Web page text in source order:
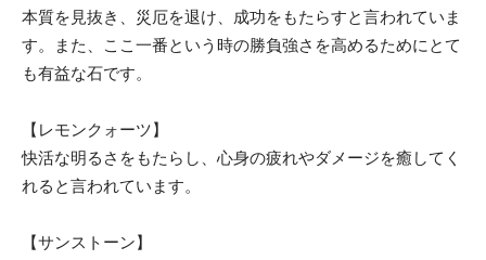
本質を見抜き、災厄を退け、成功をもたらすと言われていま
す。また、ここ一番という時の勝負強さを高めるためにとて
も有益な石です。
【レモンクォーツ】
快活な明るさをもたらし、心身の疲れやダメージを癒してく
れると言われています。
【サンストーン】